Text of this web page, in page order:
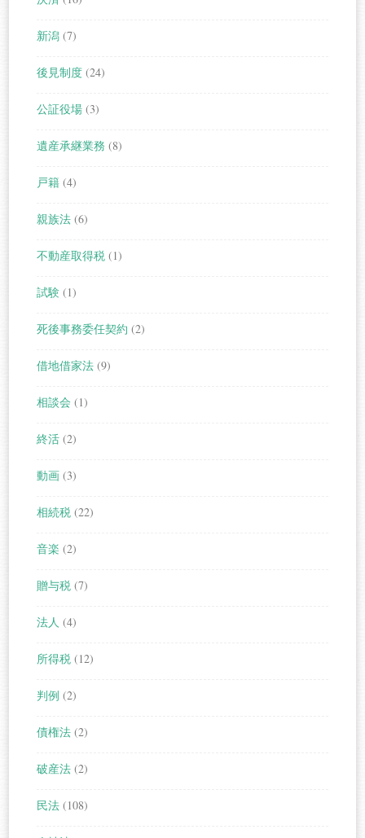
新潟 (7)
後見制度 (24)
公証役場 (3)
遺産承継業務 (8)
戸籍 (4)
親族法 (6)
不動産取得税 (1)
試験 (1)
死後事務委任契約 (2)
借地借家法 (9)
相談会 (1)
終活 (2)
動画 (3)
相続税 (22)
音楽 (2)
贈与税 (7)
法人 (4)
所得税 (12)
判例 (2)
債権法 (2)
破産法 (2)
民法 (108)